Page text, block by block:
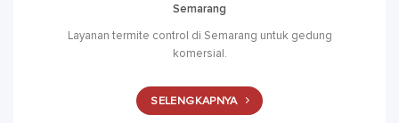
Semarang
Layanan termite control di Semarang untuk gedung
komersial.
SELENGKAPNYA